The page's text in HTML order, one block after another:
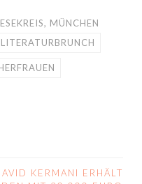
, MÜNCHEN
LITERATURBRUNCH
KERMANI ERHÄLT